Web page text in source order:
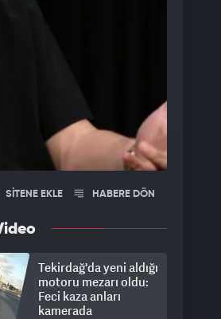
SİTENE EKLE HABERE DÖN
Tekirdağ'da yeni aldığı
motoru mezarı oldu:
Feci kaza anları
kamerada